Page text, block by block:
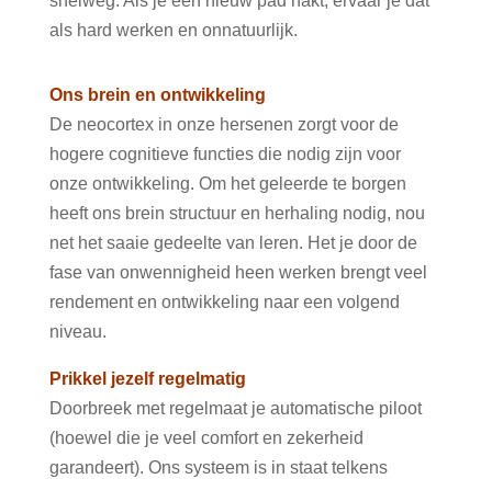
als hard werken en onnatuurlijk.
Ons brein en ontwikkeling
De neocortex in onze hersenen zorgt voor de
hogere cognitieve functies die nodig zijn voor
onze ontwikkeling. Om het geleerde te borgen
heeft ons brein structuur en herhaling nodig, nou
net het saaie gedeelte van leren. Het je door de
fase van onwennigheid heen werken brengt veel
rendement en ontwikkeling naar een volgend
niveau.
Prikkel jezelf regelmatig
Doorbreek met regelmaat je automatische piloot
(hoewel die je veel comfort en zekerheid
garandeert). Ons systeem is in staat telkens